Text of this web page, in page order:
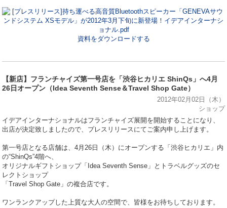
資料をダウンロードする
【新店】フランチャイズ第一号店を「渋谷ヒカリエ ShinQs」へ4月
26日オープン（Idea Seventh Sense＆Travel Shop Gate）
2012年02月02日（木）
ショップ
イデアインターナショナルはフランチャイズ展開を開始することになり、
出店が決定致しましたので、プレスリリースにてご案内申し上げます。
第一号店となる店舗は、4月26日（木）にオープンする「渋谷ヒカリエ」内
の“ShinQs”4階へ、
オリジナルギフトショップ「Idea Seventh Sense」とトラベルグッズのセ
レクトショップ
「Travel Shop Gate」の複合店です。
ワンランクアップした上質な大人の空間で、皆様をお待ちしております。